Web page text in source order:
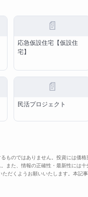
📄
応急仮設住宅【仮設住
宅】
📄
民活プロジェクト
ものではありません。投資には価格
また、情報の正確性・最新性には十
だくようお願いいたします。本記